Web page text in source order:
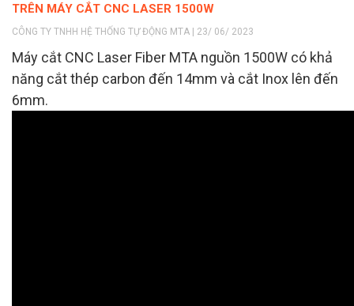
TRÊN MÁY CẮT CNC LASER 1500W
CÔNG TY TNHH HỆ THỐNG TỰ ĐỘNG MTA | 23/ 06/ 2023
Máy cắt CNC Laser Fiber MTA nguồn 1500W có khả
năng cắt thép carbon đến 14mm và cắt Inox lên đến
6mm.